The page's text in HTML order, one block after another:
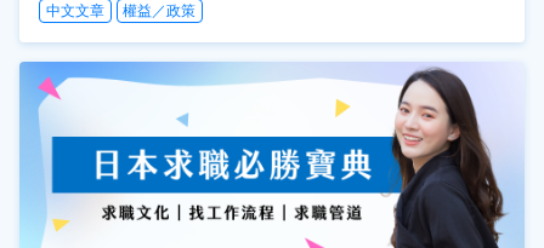
中文文章 權益／政策